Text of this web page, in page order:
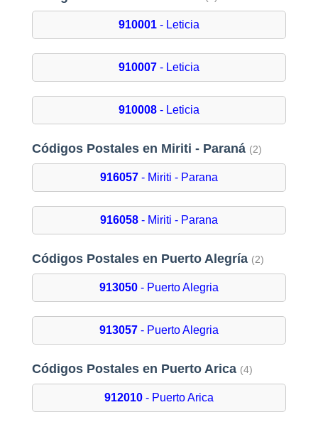
910001- Leticia
910007- Leticia
910008- Leticia
Códigos Postales en Miriti - Paraná (2)
916057- Miriti - Parana
916058- Miriti - Parana
Códigos Postales en Puerto Alegría (2)
913050- Puerto Alegria
913057- Puerto Alegria
Códigos Postales en Puerto Arica (4)
912010- Puerto Arica